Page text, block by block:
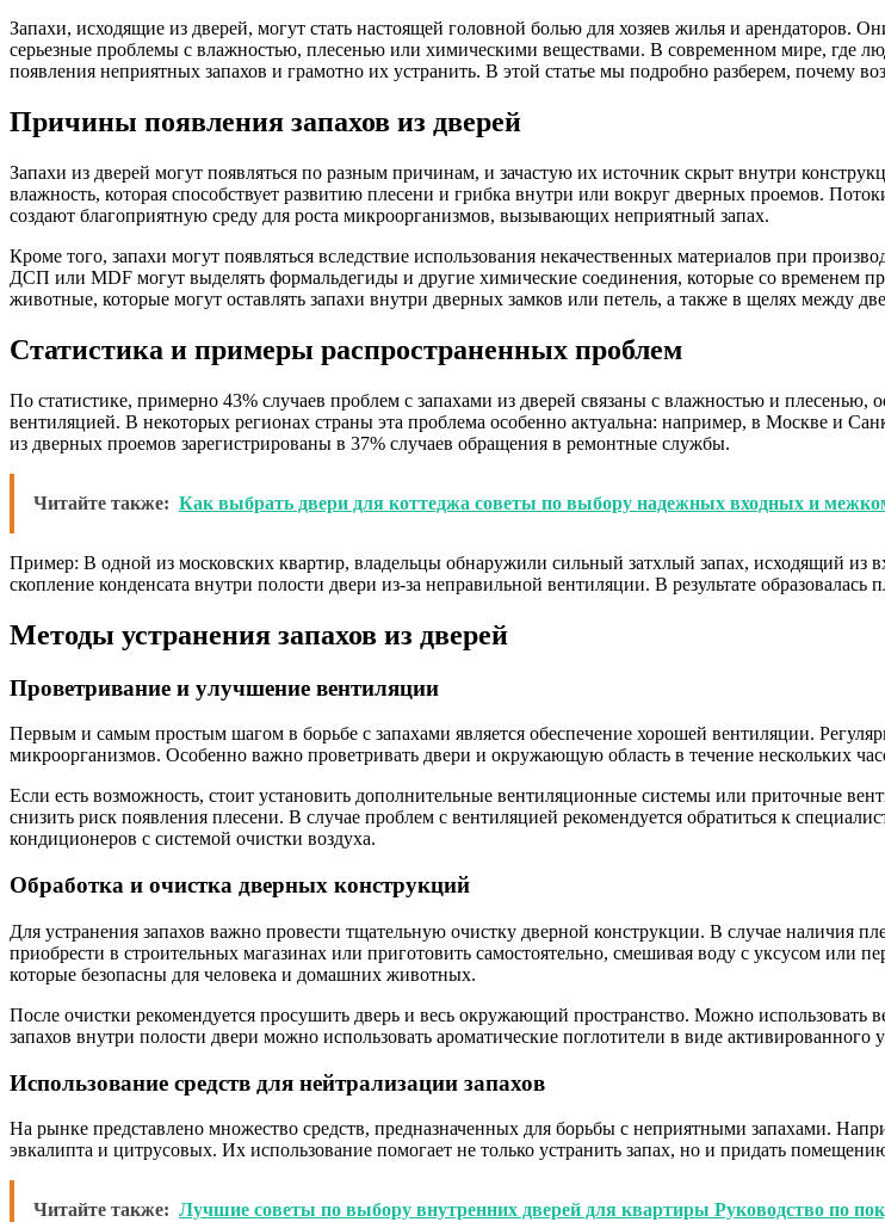
Запахи, исходящие из дверей, могут стать настоящей головной болью для хозяев жилья и арендаторов.
серьезные проблемы с влажностью, плесенью или химическими веществами. В современном мире, где
появления неприятных запахов и грамотно их устранить. В этой статье мы подробно разберем, почему
Причины появления запахов из дверей
Запахи из дверей могут появляться по разным причинам, и зачастую их источник скрыт внутри
влажность, которая способствует развитию плесени и грибка внутри или вокруг дверных проемов.
создают благоприятную среду для роста микроорганизмов, вызывающих неприятный запах.
Кроме того, запахи могут появляться вследствие использования некачественных материалов при
ДСП или MDF могут выделять формальдегиды и другие химические соединения, которые со временем
животные, которые могут оставлять запахи внутри дверных замков или петель, а также в щелях между
Статистика и примеры распространенных проблем
По статистике, примерно 43% случаев проблем с запахами из дверей связаны с влажностью и
вентиляцией. В некоторых регионах страны эта проблема особенно актуальна: например, в Москве и
из дверных проемов зарегистрированы в 37% случаев обращения в ремонтные службы.
Читайте также: Как выбрать двери для коттеджа советы по выбору надежных входных и
Пример: В одной из московских квартир, владельцы обнаружили сильный затхлый запах, исходящий из
скопление конденсата внутри полости двери из-за неправильной вентиляции. В результате
Методы устранения запахов из дверей
Проветривание и улучшение вентиляции
Первым и самым простым шагом в борьбе с запахами является обеспечение хорошей вентиляции.
микроорганизмов. Особенно важно проветривать двери и окружающую область в течение нескольких
Если есть возможность, стоит установить дополнительные вентиляционные системы или приточные
снизить риск появления плесени. В случае проблем с вентиляцией рекомендуется обратиться к
кондиционеров с системой очистки воздуха.
Обработка и очистка дверных конструкций
Для устранения запахов важно провести тщательную очистку дверной конструкции. В случае наличия
приобрести в строительных магазинах или приготовить самостоятельно, смешивая воду с уксусом или
которые безопасны для человека и домашних животных.
После очистки рекомендуется просушить дверь и весь окружающий пространство. Можно использовать
запахов внутри полости двери можно использовать ароматические поглотители в виде
Использование средств для нейтрализации запахов
На рынке представлено множество средств, предназначенных для борьбы с неприятными запахами.
эвкалипта и цитрусовых. Их использование помогает не только устранить запах, но и придать
Читайте также: Лучшие советы по выбору внутренних дверей для квартиры Руководство по